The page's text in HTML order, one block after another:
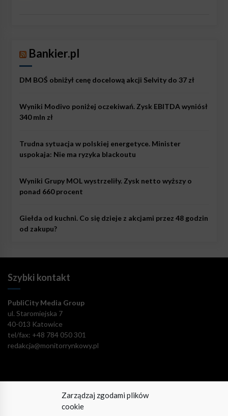
Zarządzaj zgodami plików
cookie
Bankier.pl
DM BOŚ obniżył cenę docelową akcji Selvity do 37 zł
Wyniki Modivo poniżej oczekiwań. Zysk EBITDA wyniósł
340 mln zł
Trudna sytuacja w polskiej energetyce. Minister
uspokaja: Nie ma ryzyka blackoutu
Wyniki Grupy MOL wystrzeliły. Zysk netto wyższy o
ponad 660 procent
Giełda od kuchni. Co się dzieje z akcjami przez 48 godzin
od zakupu?
Szybki kontakt
PubliCity Media Group
ul. Staromiejska 7
40-013 Katowice
tel/fax: +48 784 050 301
redakcja@monitorrynkowy.pl
Pozostańmy w kontakcie!